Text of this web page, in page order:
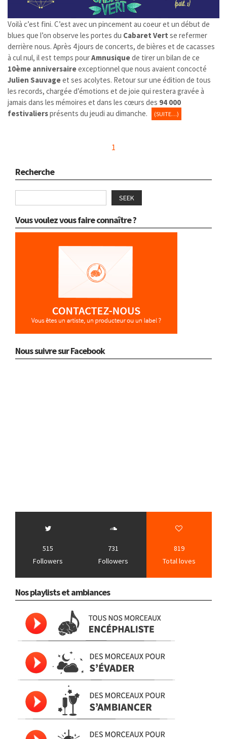
Voilà c’est fini. C’est avec un pincement au coeur et un début de
blues que l’on observe les portes du Cabaret Vert se refermer
derrière nous. Après 4 jours de concerts, de bières et de cacasses
à cul nul, il est temps pourAmnusiquede tirer un bilan de ce
10ème anniversaireexceptionnel que nous avaient concocté
Julien Sauvageet ses acolytes. Retour sur une édition de tous
les records, chargée d’émotions et de joie qui restera gravée à
jamais dans les mémoires et dans les cœurs des 94 000
festivaliersprésents du jeudi au dimanche. (SUITE…)
1
Recherche
SEEK
Vous voulez vous faire connaître ?
Nous suivre sur Facebook
515
Followers
731
Followers
819
Total loves
Nos playlists et ambiances